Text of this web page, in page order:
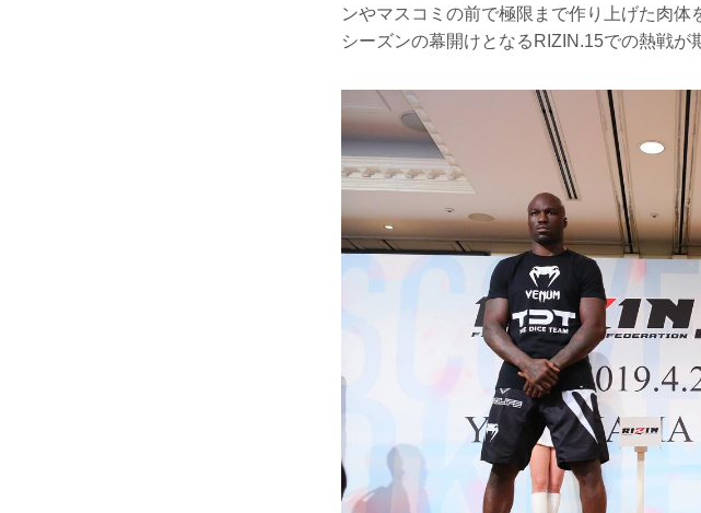
ンやマスコミの前で極限まで作り上げた肉
シーズンの幕開けとなるRIZIN.15での熱戦が